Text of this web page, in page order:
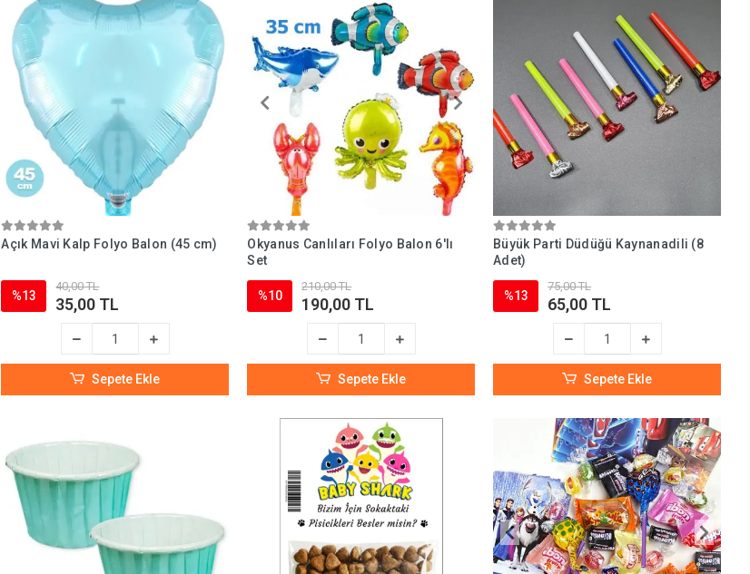
Açık Mavi Kalp Folyo Balon (45 cm)
%13
40,00 TL
35,00 TL
Sepete Ekle
Okyanus Canlıları Folyo Balon 6'lı
Set
%10
210,00 TL
190,00 TL
Sepete Ekle
Büyük Parti Düdüğü Kaynanadili (8
Adet)
%13
75,00 TL
65,00 TL
Sepete Ekle